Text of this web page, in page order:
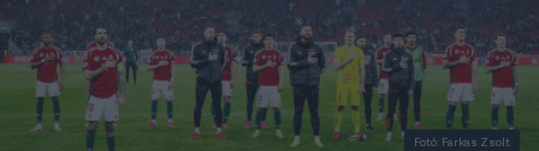
Fotó: Farkas Zsolt